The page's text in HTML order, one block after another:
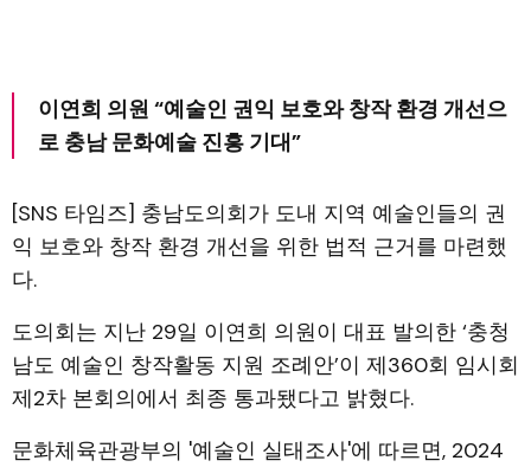
이연희 의원 “예술인 권익 보호와 창작 환경 개선으
로 충남 문화예술 진흥 기대”
[SNS 타임즈] 충남도의회가 도내 지역 예술인들의 권
익 보호와 창작 환경 개선을 위한 법적 근거를 마련했
다.
도의회는 지난 29일 이연희 의원이 대표 발의한 ‘충청
남도 예술인 창작활동 지원 조례안’이 제360회 임시회
제2차 본회의에서 최종 통과됐다고 밝혔다.
문화체육관광부의 '예술인 실태조사'에 따르면, 2024